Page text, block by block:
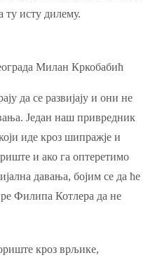
ту исту дилему.
Милан Кркобабић
да се развијају и они не
Један наш привредник
иде кроз шипражје и
и ако га оптеретимо
давања, бојим се да ће
Филипа Котлера да не
кроз врљике,